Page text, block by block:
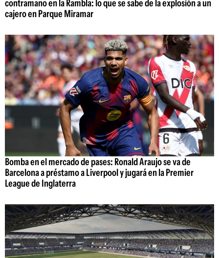
contramano en la Rambla: lo que se sabe de la explosión a un
cajero en Parque Miramar
Bomba en el mercado de pases: Ronald Araujo se va de
Barcelona a préstamo a Liverpool y jugará en la Premier
League de Inglaterra